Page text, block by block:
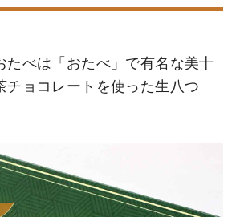
たべは「おたべ」で有名な美十
チョコレートを使った生八つ